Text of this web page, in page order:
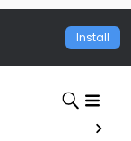
Install